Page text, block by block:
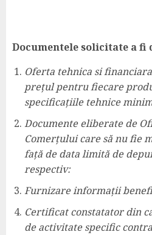
Documentele solicitate a fi
Oferta tehnica si
prețul pentru fiecare
specificațiile tehnice
Documente eliberate de
Comerțului care să nu fie
față de data limită de
respectiv:
Furnizare informații
Certificat constatator din
de activitate specific